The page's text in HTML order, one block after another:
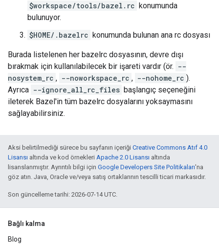
$workspace/tools/bazel.rc konumunda
bulunuyor.
$HOME/.bazelrc konumunda bulunan ana rc dosyası
Burada listelenen her bazelrc dosyasının, devre dışı
bırakmak için kullanılabilecek bir işareti vardır (ör. --
nosystem_rc , --noworkspace_rc , --nohome_rc ).
Ayrıca --ignore_all_rc_files başlangıç seçeneğini
ileterek Bazel'in tüm bazelrc dosyalarını yoksaymasını
sağlayabilirsiniz.
Aksi belirtilmediği sürece bu sayfanın içeriği Creative Commons Atıf 4.0
Lisansı altında ve kod örnekleri Apache 2.0 Lisansı altında
lisanslanmıştır. Ayrıntılı bilgi için Google Developers Site Politikaları'na
göz atın. Java, Oracle ve/veya satış ortaklarının tescilli ticari markasıdır.
Son güncelleme tarihi: 2026-07-14 UTC.
Bağlı kalma
Blog